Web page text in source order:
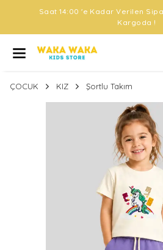
Saat 14:00 'e Kadar Verilen
Kargoda !
ÇOCUK KIZ Şortlu Takım